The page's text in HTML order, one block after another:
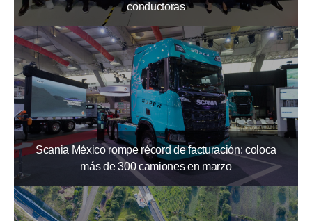
conductoras
Scania México rompe récord de facturación: coloca
más de 300 camiones en marzo